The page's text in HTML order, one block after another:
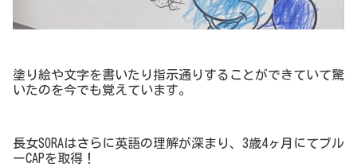
塗り絵や文字を書いたり指示通りすることができていて驚
いたのを今でも覚えています。
長女SORAはさらに英語の理解が深まり、3歳4ヶ月にてブル
ーCAPを取得！